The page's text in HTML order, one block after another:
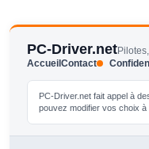
PC-Driver.net
AccueilContact
PC-Driver.net fait appel à
pouvez modifier vos choix à